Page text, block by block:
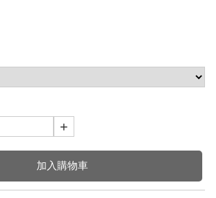
+
加入購物車